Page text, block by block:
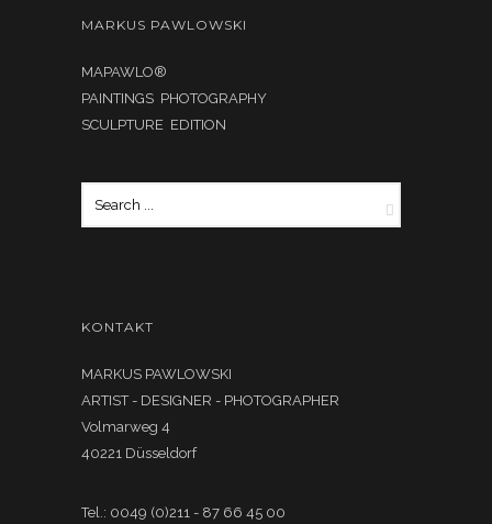
MARKUS PAWLOWSKI
MAPAWLO®
PAINTINGS PHOTOGRAPHY
SCULPTURE EDITION
KONTAKT
MARKUS PAWLOWSKI
ARTIST - DESIGNER - PHOTOGRAPHER
Volmarweg 4
40221 Düsseldorf
Tel.: 0049 (0)211 - 87 66 45 00